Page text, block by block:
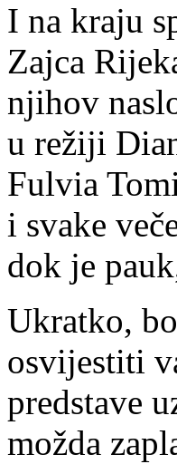
I na kraju
Zajca
njihov
u režiji
Fulvia
i svake
dok je
Ukratko,
osvijestiti
predstave
možda